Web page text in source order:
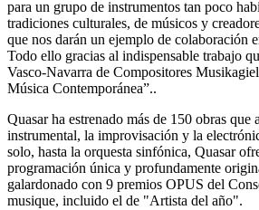
para un grupo de instrumentos tan poco
tradiciones culturales, de músicos y
que nos darán un ejemplo de colaboración
Todo ello gracias al indispensable trabajo
Vasco-Navarra de Compositores
Música Contemporánea”..
Quasar ha estrenado más de 150 obras que
instrumental, la improvisación y la
solo, hasta la orquesta sinfónica, Quasar
programación única y profundamente
galardonado con 9 premios OPUS del
musique, incluido el de "Artista del año".